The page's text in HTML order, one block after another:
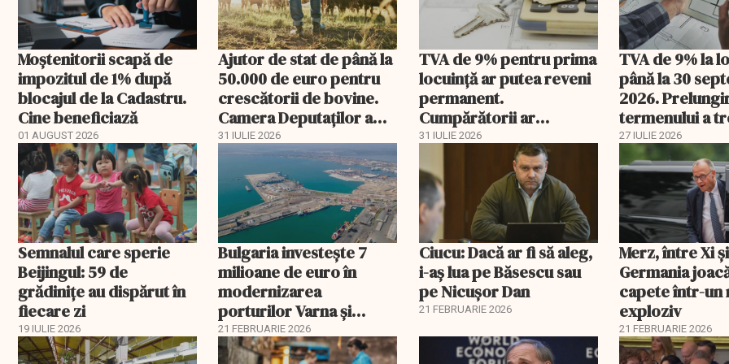
Moștenitorii scapă de
impozitul de 1% după
blocajul de la Cadastru.
Cine beneficiază
01 AUGUST 2026
Ajutor de stat de până la
50.000 de euro pentru
crescătorii de bovine.
Camera Deputaților a
aprobat schema
31 IULIE 2026
TVA de 9% pentru prima
locuință ar putea reveni
permanent.
Cumpărătorii ar
economisi zeci de mii de
31 IULIE 2026
TVA de 9% la
până la 30
2026.
termenului a
comisia din
27 IULIE 2026
Semnalul care sperie
Beijingul: 59 de
grădinițe au dispărut în
fiecare zi
19 IULIE 2026
Bulgaria investește 7
milioane de euro în
modernizarea
porturilor Varna și
Burgas
21 FEBRUARIE 2026
Ciucu: Dacă ar fi să aleg,
i-aș lua pe Băsescu sau
pe Nicușor Dan
21 FEBRUARIE 2026
Merz, între Xi
Germania
capete într-un
exploziv
21 FEBRUARIE 2026